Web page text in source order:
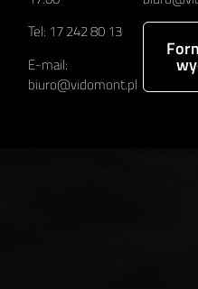
Tel: 17 242 80 13
E-mail:
biuro@vidomont.pl